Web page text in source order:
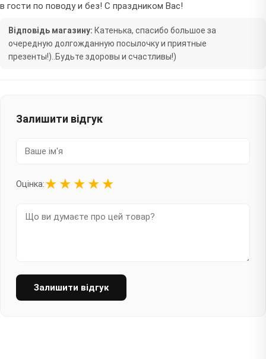
в гости по поводу и без! С праздником Вас!
Відповідь магазину: Катенька, спасибо большое за
очередную долгожданную посылочку и приятные
презенты!)..Будьте здоровы и счастливы!)
Залишити відгук
Оцінка:★ ★ ★ ★ ★
Залишити відгук